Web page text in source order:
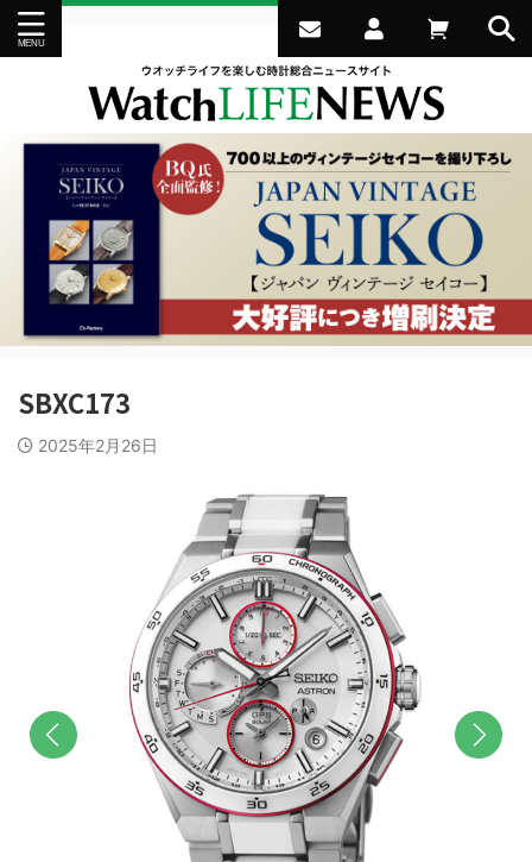
SBXC173
2025年2月26日